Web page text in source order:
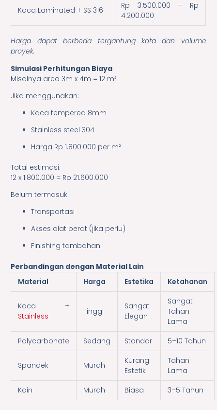
Kaca Laminated + SS 316
Rp 3.500.000 – Rp
4.200.000
Harga dapat berbeda tergantung kota dan volume
proyek.
Simulasi Perhitungan Biaya
Misalnya area 3m x 4m = 12 m²
Jika menggunakan:
Kaca tempered 8mm
Stainless steel 304
Harga Rp 1.800.000 per m²
Total estimasi:
12 x 1.800.000 = Rp 21.600.000
Belum termasuk:
Transportasi
Akses alat berat (jika perlu)
Finishing tambahan
Perbandingan dengan Material Lain
Material
Harga Estetika Ketahanan
Kaca +
Stainless
Tinggi
Sangat
Elegan
Sangat
Tahan
Lama
Polycarbonate
Sedang Standar 5–10 Tahun
Spandek Murah
Kurang
Estetik
Tahan
Lama
Kain
Murah Biasa 3–5 Tahun